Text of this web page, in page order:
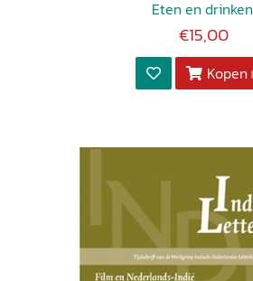
Eten en drinken
€15,00
Kopen